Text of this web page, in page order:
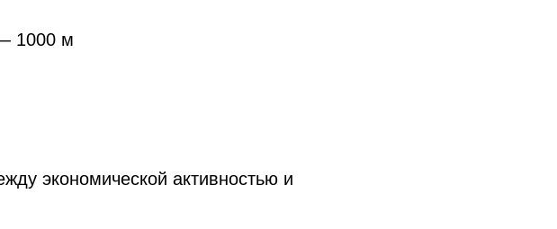
1000 м
экономической активностью и